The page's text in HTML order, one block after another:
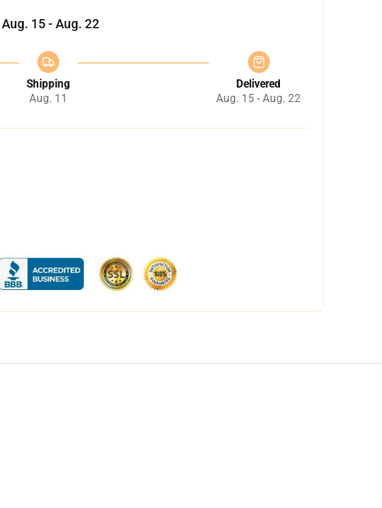
Aug. 15 - Aug. 22
Shipping
Aug. 11
Delivered
Aug. 15 - Aug. 22